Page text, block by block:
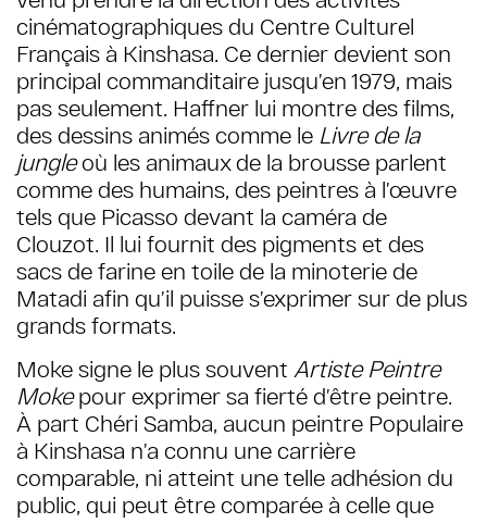
cinématographiques du Centre Culturel
Français à Kinshasa. Ce dernier devient son
principal commanditaire jusqu’en 1979, mais
pas seulement. Haffner lui montre des films,
des dessins animés comme le Livre de la
jungleoù les animaux de la brousse parlent
comme des humains, des peintres à l’œuvre
tels que Picasso devant la caméra de
Clouzot. Il lui fournit des pigments et des
sacs de farine en toile de la minoterie de
Matadi afin qu’il puisse s’exprimer sur de plus
grands formats.
Moke signe le plus souvent Artiste Peintre
Mokepour exprimer sa fierté d’être peintre.
À part Chéri Samba, aucun peintre Populaire
à Kinshasa n’a connu une carrière
comparable, ni atteint une telle adhésion du
public, qui peut être comparée à celle que